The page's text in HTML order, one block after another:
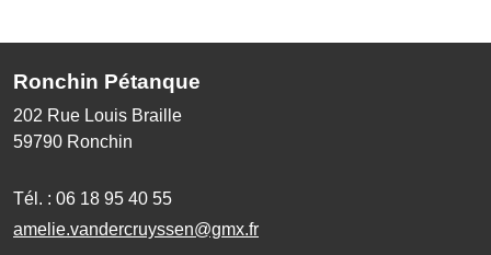
Ronchin Pétanque
202 Rue Louis Braille
59790 Ronchin
Tél. : 06 18 95 40 55
amelie.vandercruyssen@gmx.fr